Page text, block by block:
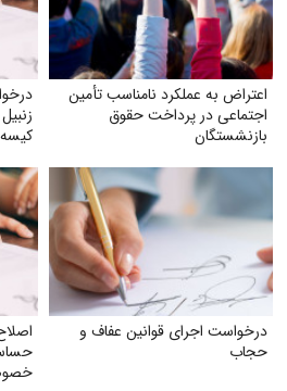
اعتراض به عملکرد نامناسب تأمین
اجتماعی در پرداخت حقوق
بازنشستگان
کیسه‌
درخواست اجرای قوانین عفاف و
حجاب